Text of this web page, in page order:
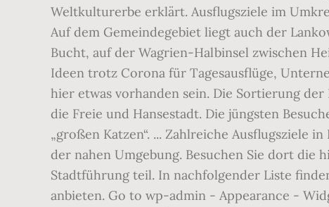
Weltkulturerbe erklärt. Ausflugsziele im
Auf dem Gemeindegebiet liegt auch der
Bucht, auf der Wagrien-Halbinsel zwischen
Ideen trotz Corona für Tagesausflüge,
hier etwas vorhanden sein. Die Sortierung
die Freie und Hansestadt. Die jüngsten
„großen Katzen“. ... Zahlreiche Ausflugsziele
der nahen Umgebung. Besuchen Sie dort die
Stadtführung teil. In nachfolgender Liste
anbieten. Go to wp-admin - Appearance -